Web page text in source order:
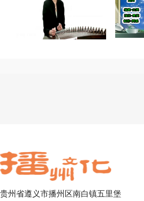
贵州省遵义市播州区南白镇五里堡